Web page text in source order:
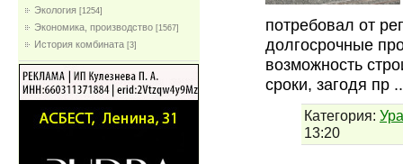
Экология [1254]
Экономика, производство [1567]
История комбината [3]
потребовал от
долгосрочные
возможность
сроки, загодя пр
Категория:
13:20